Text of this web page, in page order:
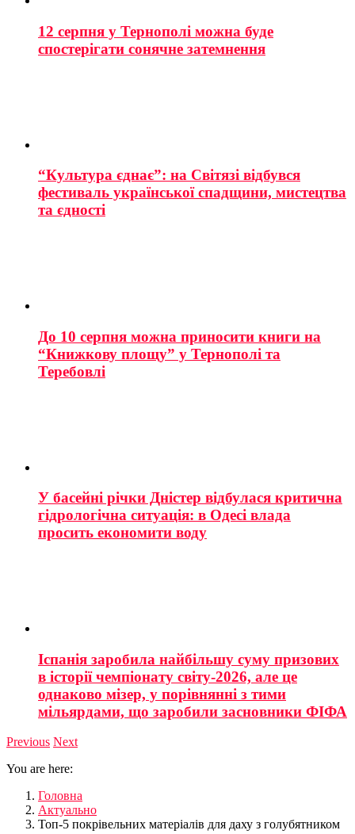
12 серпня у Тернополі можна буде
спостерігати сонячне затемнення
“Культура єднає”: на Світязі відбувся
фестиваль української спадщини, мистецтва
та єдності
До 10 серпня можна приносити книги на
“Книжкову площу” у Тернополі та
Теребовлі
У басейні річки Дністер відбулася критична
гідрологічна ситуація: в Одесі влада
просить економити воду
Іспанія заробила найбільшу суму призових
в історії чемпіонату світу-2026, але це
однаково мізер, у порівнянні з тими
мільярдами, що заробили засновники ФІФА
Previous Next
You are here:
Головна
Актуально
Топ-5 покрівельних матеріалів для даху з голубятником